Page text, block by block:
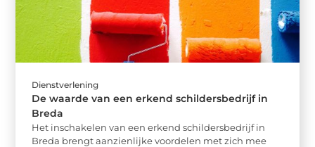
Dienstverlening
De waarde van een erkend schildersbedrijf in
Breda
Het inschakelen van een erkend schildersbedrijf in
Breda brengt aanzienlijke voordelen met zich mee